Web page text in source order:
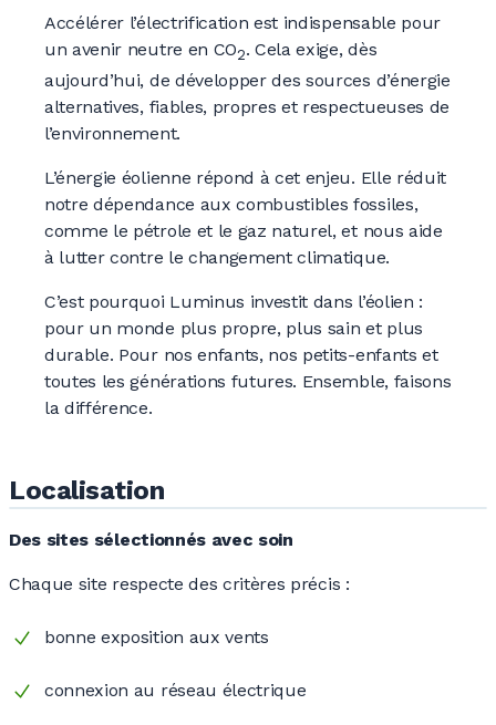
Accélérer l’électrification est indispensable pour
un avenir neutre en CO2. Cela exige, dès
aujourd’hui, de développer des sources d’énergie
alternatives, fiables, propres et respectueuses de
l’environnement.
L’énergie éolienne répond à cet enjeu. Elle réduit
notre dépendance aux combustibles fossiles,
comme le pétrole et le gaz naturel, et nous aide
à lutter contre le changement climatique.
C’est pourquoi Luminus investit dans l’éolien :
pour un monde plus propre, plus sain et plus
durable. Pour nos enfants, nos petits-enfants et
toutes les générations futures. Ensemble, faisons
la différence.
Localisation
Des sites sélectionnés avec soin
Chaque site respecte des critères précis :
bonne exposition aux vents
connexion au réseau électrique